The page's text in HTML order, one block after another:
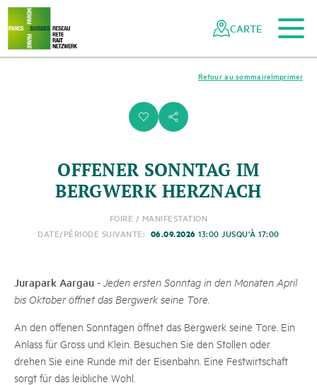
Naviguer
dans
réseau
Navigation
rapide
Vers le contenu principal
Vers la navigation mobile
Vers la recherche
Vers la zone des pieds
Vers le plan du site
CARTE
i s
Imprimer
Retour au sommaire
OFFENER SONNTAG IM
BERGWERK HERZNACH
FOIRE / MANIFESTATION
DATE/PÉRIODE SUIVANTE: 06.09.2026 13:00 JUSQU'À 17:00
Jurapark Aargau - Jeden ersten Sonntag in den Monaten April
bis Oktober öffnet das Bergwerk seine Tore.
An den offenen Sonntagen öffnet das Bergwerk seine Tore. Ein
Anlass für Gross und Klein. Besuchen Sie den Stollen oder
drehen Sie eine Runde mit der Eisenbahn. Eine Festwirtschaft
sorgt für das leibliche Wohl.